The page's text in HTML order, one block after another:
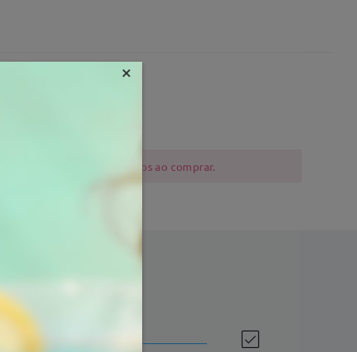
devem ser cautelosos ao comprar.
×